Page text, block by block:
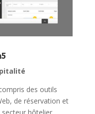
des outils
de réservation et